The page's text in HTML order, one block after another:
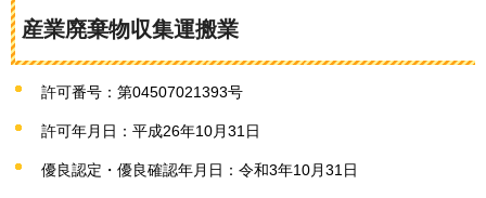
産業廃棄物収集運搬業
許可番号：第04507021393号
許可年月日：平成26年10月31日
優良認定・優良確認年月日：令和3年10月31日